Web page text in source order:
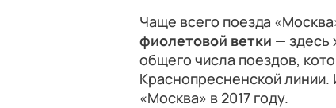
Чаще всего поезда
фиолетовой ветки — здесь
общего числа поездов,
Краснопресненской линии.
«Москва» в 2017 году.